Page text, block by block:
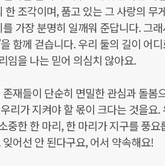
조각이며, 품고 있는 그 사랑의 무
가장 분명히 일깨워 준답니다. 그
함께 걷습니다. 우리 둘의 길이 어
임을 나는 믿어 의심치 않아요.
재들이 단순히 면밀한 관심과 돌봄
리가 지켜야 할 몫이 크다는 것을요.
중한 한 마리, 한 마리가 지구를 풍요
어선 안 된다구요, 어서 약속해요!